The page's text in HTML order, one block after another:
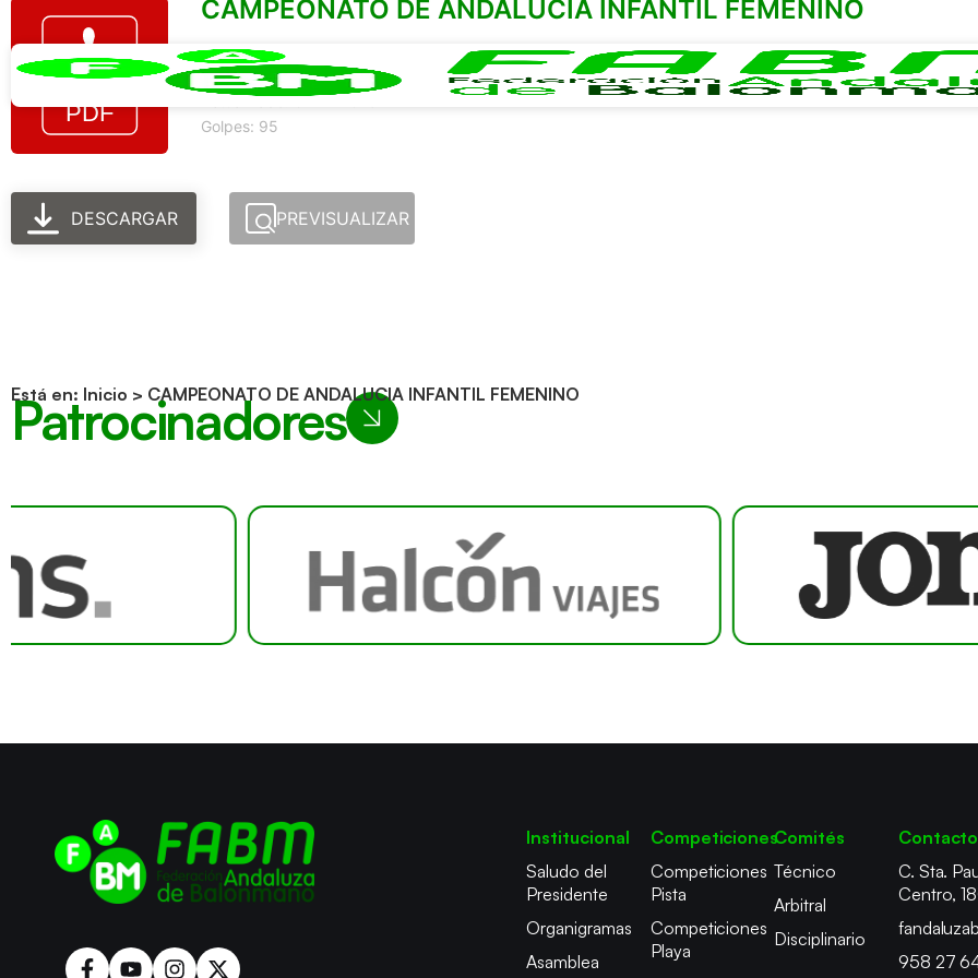
Está en: Inicio > CAMPEONATO DE ANDALUCIA INFANTIL FEMENINO
CAMPEONATO DE ANDALUCIA INFANTIL FEMENINO
Tamaño del archivo: 149.18 KB
Creado: 01-12-2025
Actualizado: 01-12-2025
Golpes: 95
DESCARGAR PREVISUALIZAR
Patrocinadores
Institucional
Saludo del
Presidente
Organigramas
Asamblea
Competiciones
Competiciones
Pista
Competiciones
Playa
Comités
Técnico
Arbitral
Disciplinario
Contacto
C. Sta.
Centro,
958 27